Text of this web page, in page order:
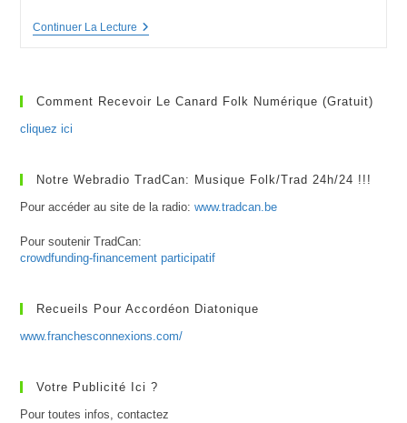
Continuer La LectureInterview
Comment Recevoir Le Canard Folk Numérique (gratuit)
cliquez ici
Notre Webradio TradCan: Musique Folk/Trad 24h/24 !!!
Pour accéder au site de la radio:www.tradcan.be
Pour soutenir TradCan:
crowdfunding-financement participatif
Recueils Pour Accordéon Diatonique
www.franchesconnexions.com/
Votre Publicité Ici ?
Pour toutes infos, contactez